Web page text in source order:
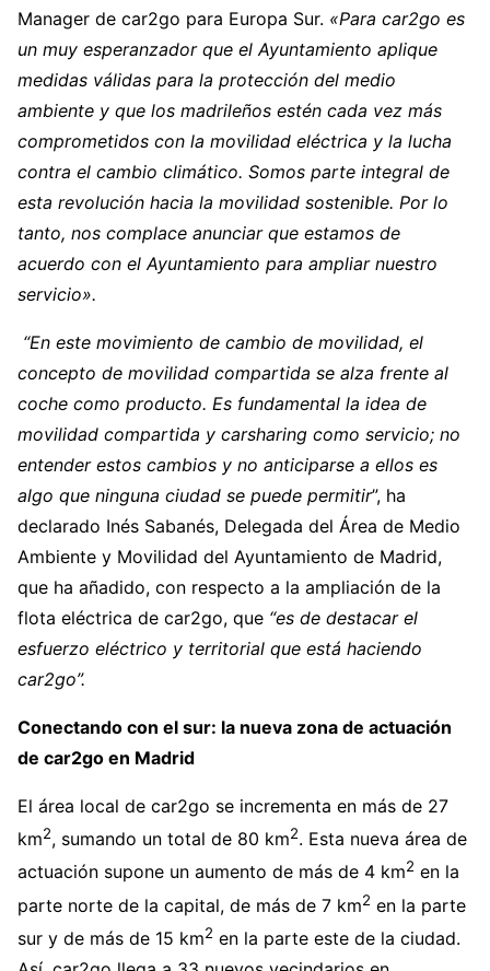
Manager de car2go para Europa Sur. «Para car2go es
un muy esperanzador que el Ayuntamiento aplique
medidas válidas para la protección del medio
ambiente y que los madrileños estén cada vez más
comprometidos con la movilidad eléctrica y la lucha
contra el cambio climático. Somos parte integral de
esta revolución hacia la movilidad sostenible. Por lo
tanto, nos complace anunciar que estamos de
acuerdo con el Ayuntamiento para ampliar nuestro
servicio».
“En este movimiento de cambio de movilidad, el
concepto de movilidad compartida se alza frente al
coche como producto. Es fundamental la idea de
movilidad compartida y carsharing como servicio; no
entender estos cambios y no anticiparse a ellos es
algo que ninguna ciudad se puede permitir”, ha
declarado Inés Sabanés, Delegada del Área de Medio
Ambiente y Movilidad del Ayuntamiento de Madrid,
que ha añadido, con respecto a la ampliación de la
flota eléctrica de car2go, que “es de destacar el
esfuerzo eléctrico y territorial que está haciendo
car2go”.
Conectando con el sur: la nueva zona de actuación
de car2go en Madrid
El área local de car2go se incrementa en más de 27
km2, sumando un total de 80 km2. Esta nueva área de
actuación supone un aumento de más de 4 km2 en la
parte norte de la capital, de más de 7 km2 en la parte
sur y de más de 15 km2 en la parte este de la ciudad.